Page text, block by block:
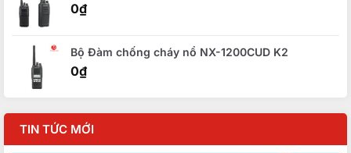
0₫
Bộ Đàm chống cháy nổ NX-1200CUD K2
0₫
TIN TỨC MỚI